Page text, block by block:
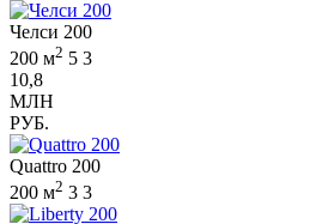
Челси 200
200 м2 5 3
10,8
МЛН
РУБ.
Quattro 200
200 м2 3 3